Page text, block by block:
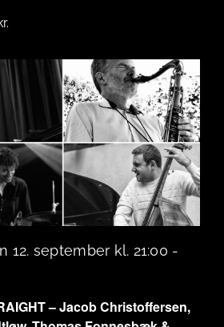
12. september kl. 21:00 -
– Jacob Christoffersen,